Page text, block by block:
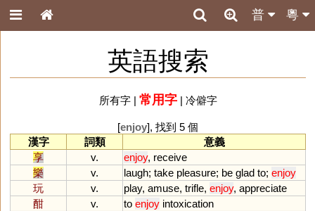
粵
普
英語搜索
所有字| 常用字| 冷僻字
[enjoy], 找到 5 個
漢字
詞類
意義
享
v. enjoy, receive
樂
v. laugh; take pleasure; be glad to; enjoy
玩
v. play, amuse, trifle, enjoy, appreciate
酣
v. to enjoy intoxication